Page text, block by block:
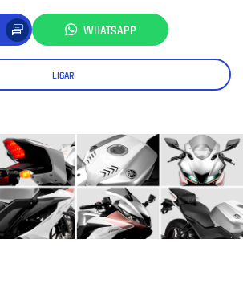
WHATSAPP
LIGAR